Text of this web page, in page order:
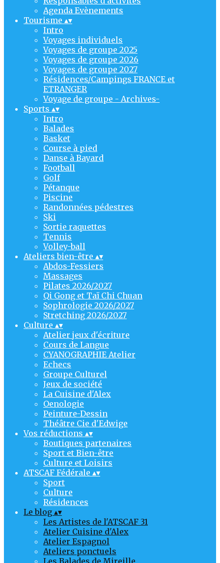
Agenda Evènements
Tourisme ▴▾
Intro
Voyages individuels
Voyages de groupe 2025
Voyages de groupe 2026
Voyages de groupe 2027
Résidences/Campings FRANCE et
ETRANGER
Voyage de groupe - Archives-
Sports ▴▾
Intro
Balades
Basket
Course à pied
Danse à Bayard
Football
Golf
Pétanque
Piscine
Randonnées pédestres
Ski
Sortie raquettes
Tennis
Volley-ball
Ateliers bien-être ▴▾
Abdos-Fessiers
Massages
Pilates 2026/2027
Qi Gong et Taï Chi Chuan
Sophrologie 2026/2027
Stretching 2026/2027
Culture ▴▾
Atelier jeux d'écriture
Cours de Langue
CYANOGRAPHIE Atelier
Echecs
Groupe Culturel
Jeux de société
La Cuisine d'Alex
Oenologie
Peinture-Dessin
Théâtre Cie d'Edwige
Vos réductions ▴▾
Boutiques partenaires
Sport et Bien-être
Culture et Loisirs
ATSCAF Fédérale ▴▾
Sport
Culture
Résidences
Le blog ▴▾
Les Artistes de l'ATSCAF 31
Atelier Cuisine d'Alex
Atelier Espagnol
Ateliers ponctuels
Les Balades de Mireille